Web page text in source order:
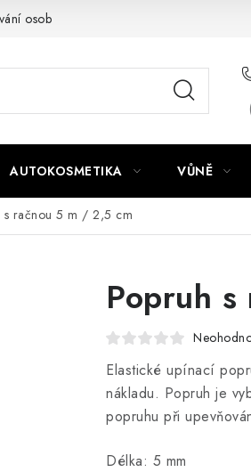
osobních údajů
AUTOKOSMETIKA VŮNĚ
s račnou 5 m / 2,5 cm
Popruh
Elastické upínací
nákladu. Popruh je
popruhu při
Délka: 5 mm